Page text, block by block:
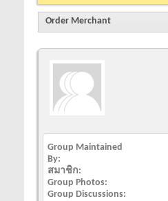
Order Merchant
Group Maintained
By
สมาชิก
Group Photos
Group Discussions